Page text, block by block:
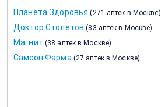
Планета Здоровья (271 аптек в Москве)
Доктор Столетов (83 аптек в Москве)
Магнит (38 аптек в Москве)
Самсон Фарма (27 аптек в Москве)